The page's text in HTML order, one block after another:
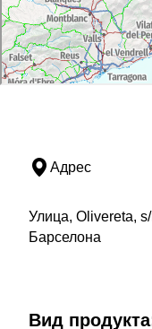
Адрес
Улица, Olivereta,
Барселона
Bид